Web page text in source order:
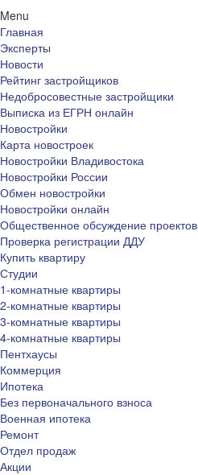
Menu
Главная
Эксперты
Новости
Рейтинг застройщиков
Недобросовестные застройщики
Выписка из ЕГРН онлайн
Новостройки
Карта новостроек
Новостройки Владивостока
Новостройки России
Обмен новостройки
Новостройки онлайн
Общественное обсуждение проектов
Проверка регистрации ДДУ
Купить квартиру
Студии
1-комнатные квартиры
2-комнатные квартиры
3-комнатные квартиры
4-комнатные квартиры
Пентхаусы
Коммерция
Ипотека
Без первоначального взноса
Военная ипотека
Ремонт
Отдел продаж
Акции